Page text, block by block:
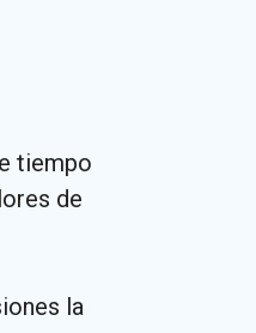
tiempo
de
la